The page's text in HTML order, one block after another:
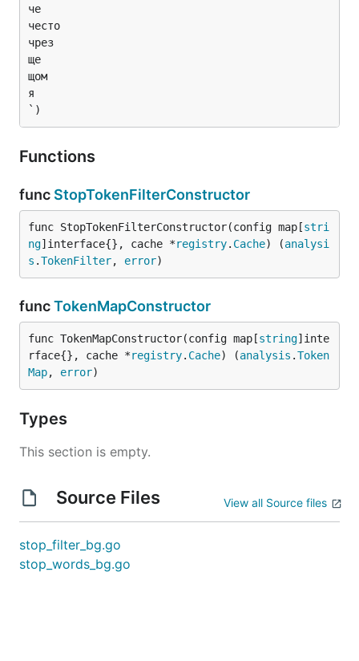
че
често
чрез
ще
щом
я
`)
Functions
func StopTokenFilterConstructor
func StopTokenFilterConstructor(config map[stri
ng]interface{}, cache *registry. Cache) (analysi
s .TokenFilter, error)
funcTokenMapConstructor
func TokenMapConstructor(config map[string]inte
rface{}, cache *registry. Cache) (analysis .Token
Map, error)
Types
This section is empty.
Source Files View all Source files
stop_filter_bg.go
stop_words_bg.go